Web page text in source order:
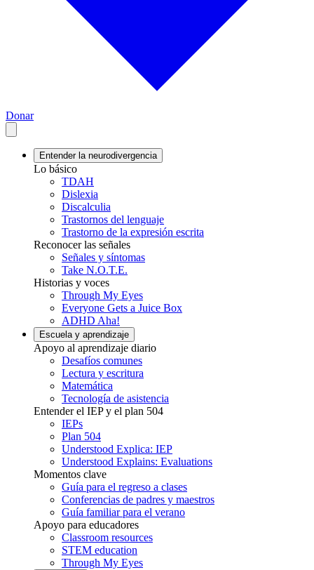
Donar
Entender la neurodivergencia
Lo básico
TDAH
Dislexia
Discalculia
Trastornos del lenguaje
Trastorno de la expresión escrita
Reconocer las señales
Señales y síntomas
Take N.O.T.E.
Historias y voces
Through My Eyes
Everyone Gets a Juice Box
ADHD Aha!
Escuela y aprendizaje
Apoyo al aprendizaje diario
Desafíos comunes
Lectura y escritura
Matemática
Tecnología de asistencia
Entender el IEP y el plan 504
IEPs
Plan 504
Understood Explica: IEP
Understood Explains: Evaluations
Momentos clave
Guía para el regreso a clases
Conferencias de padres y maestros
Guía familiar para el verano
Apoyo para educadores
Classroom resources
STEM education
Through My Eyes